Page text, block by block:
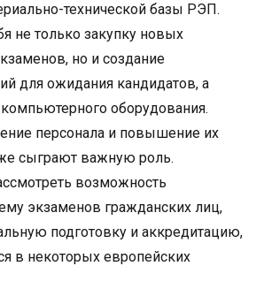
технической базы РЭП.
не только закупку новых
но и создание
для ожидания кандидатов, а
оборудования.
персонала и повышение их
сыграют важную роль.
возможность
экзаменов гражданских лиц,
подготовку и аккредитацию,
в некоторых европейских